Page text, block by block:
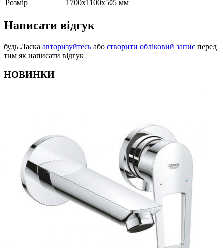
Розмір 1700х1100x505 мм
Написати відгук
будь Ласка авторизуйтесь або створити обліковий запис перед
тим як написати відгук
НОВИНКИ